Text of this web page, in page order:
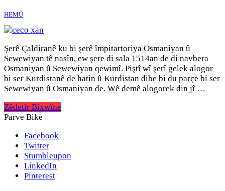
HEMÛ
Şerê Çaldiranê ku bi şerê împitartoriya Osmaniyan û
Sewewiyan tê nasîn, ew şere di sala 1514an de di navbera
Osmaniyan û Sewewiyan qewimî. Piştî wî şerî gelek alogor
bi ser Kurdistanê de hatin û Kurdistan dibe bi du parçe bi ser
Sewewiyan û Osmaniyan de. Wê demê alogorek din jî …
Zêdetir Bixwîne
Parve Bike
Facebook
Twitter
Stumbleupon
LinkedIn
Pinterest